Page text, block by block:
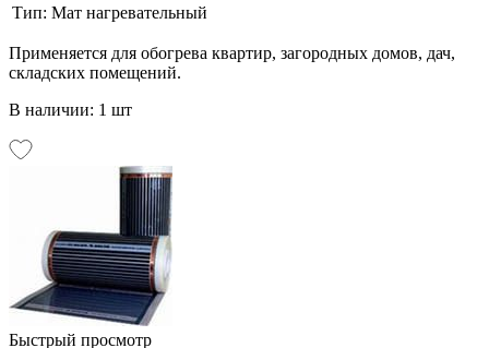
Тип: Мат нагревательный
Применяется для обогрева квартир, загородных домов, дач,
складских помещений.
В наличии: 1 шт
Быстрый просмотр